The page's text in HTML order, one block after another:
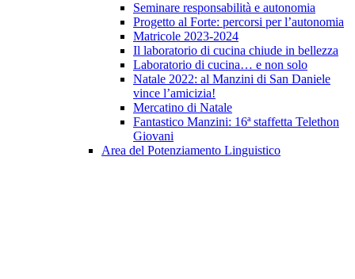
Seminare responsabilità e autonomia
Progetto al Forte: percorsi per l’autonomia
Matricole 2023-2024
Il laboratorio di cucina chiude in bellezza
Laboratorio di cucina… e non solo
Natale 2022: al Manzini di San Daniele
vince l’amicizia!
Mercatino di Natale
Fantastico Manzini: 16ª staffetta Telethon
Giovani
Area del Potenziamento Linguistico